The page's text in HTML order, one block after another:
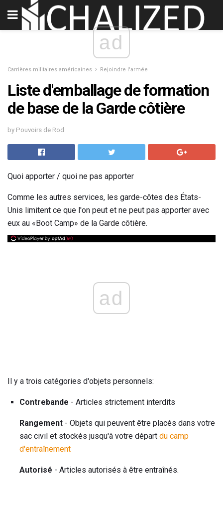
ad
Carrières militaires américaines Rejoindre l'armée
Liste d'emballage de formation
de base de la Garde côtière
by Pouvoirs de Rod
Quoi apporter / quoi ne pas apporter
Comme les autres services, les garde-côtes des États-
Unis limitent ce que l'on peut et ne peut pas apporter avec
eux au «Boot Camp» de la Garde côtière.
ad
Il y a trois catégories d'objets personnels:
Contrebande - Articles strictement interdits
Rangement - Objets qui peuvent être placés dans votre
sac civil et stockés jusqu'à votre départ du camp
d'entraînement
Autorisé - Articles autorisés à être entraînés.